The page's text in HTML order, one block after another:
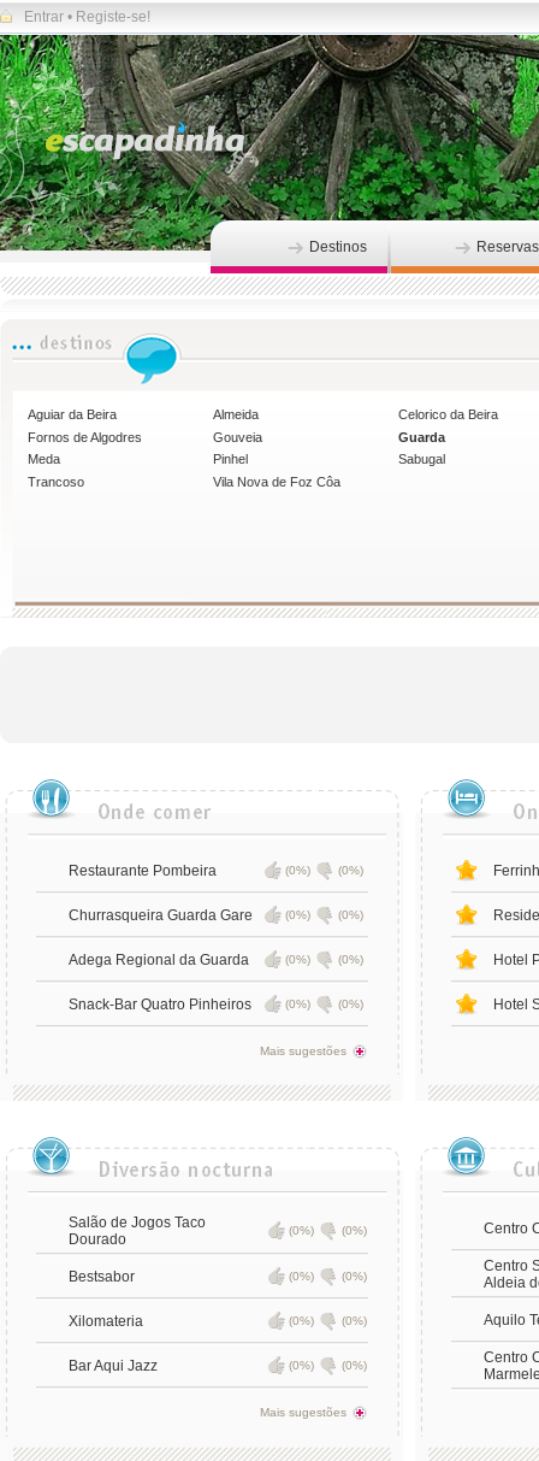
Entrar • Registe-se!
Destinos Reservas
Aguiar da Beira Almeida
Celorico da Beira
Fornos de Algodres
Gouveia
Guarda
Meda
Pinhel
Sabugal
Trancoso
Vila Nova de Foz Côa
Restaurante Pombeira (0%) (0%)
Churrasqueira Guarda Gare (0%) (0%)
Adega Regional da Guarda (0%) (0%)
Snack-Bar Quatro Pinheiros (0%) (0%)
Mais sugestões
Hotel
Hotel
Salão de Jogos Taco
Dourado
(0%) (0%)
Bestsabor (0%) (0%)
Xilomateria (0%) (0%)
Bar Aqui Jazz (0%) (0%)
Mais sugestões
Centro
Centro
Aldeia
Aquilo
Centro